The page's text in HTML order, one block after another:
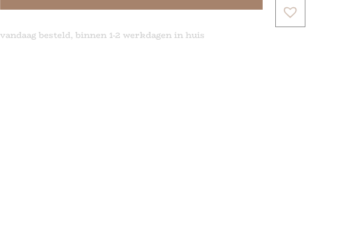
vandaag besteld, binnen 1-2 werkdagen in huis